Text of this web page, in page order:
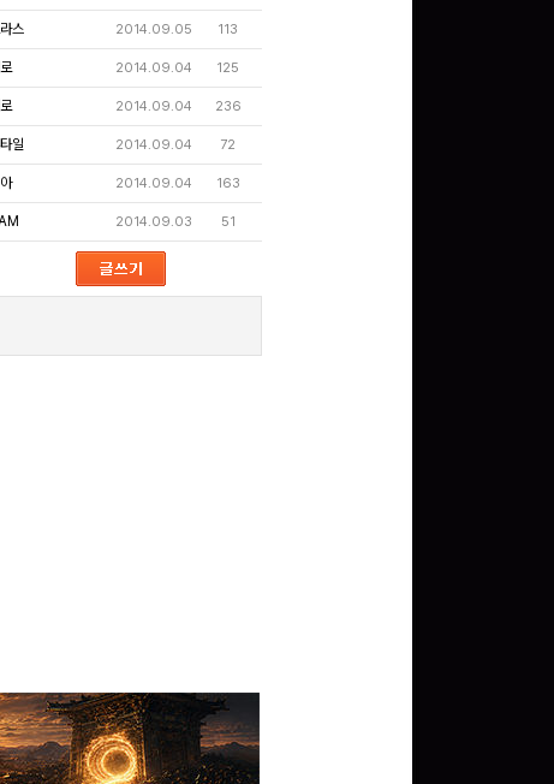
스 2014.09.05 113
로 2014.09.04 125
로 2014.09.04 236
일 2014.09.04 72
2014.09.04 163
2014.09.03 51